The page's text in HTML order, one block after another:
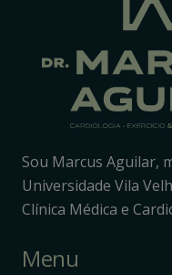
Sou Marcus Aguilar,
Universidade Vila
Clínica Médica e
Menu